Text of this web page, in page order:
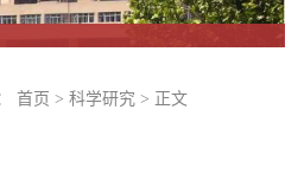
首页 > 科学研究 > 正文